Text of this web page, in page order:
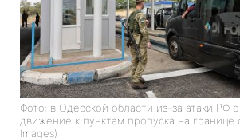
Фото: в Одесской области из-за атаки РФ
движение к пунктам пропуска на
Images)